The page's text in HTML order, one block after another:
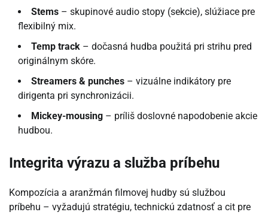
Stems – skupinové audio stopy (sekcie), slúžiace pre
flexibilný mix.
Temp track – dočasná hudba použitá pri strihu pred
originálnym skóre.
Streamers & punches – vizuálne indikátory pre
dirigenta pri synchronizácii.
Mickey-mousing – príliš doslovné napodobenie akcie
hudbou.
Integrita výrazu a služba príbehu
Kompozícia a aranžmán filmovej hudby sú službou
príbehu – vyžadujú stratégiu, technickú zdatnosť a cit pre